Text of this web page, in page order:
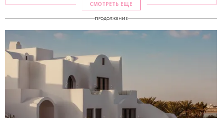
СМОТРЕТЬ ЕЩЕ
ПРОДОЛЖЕНИЕ